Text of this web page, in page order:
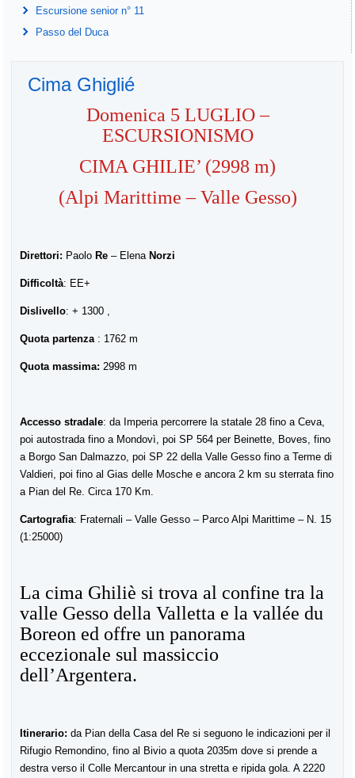
Escursione senior n° 11
Passo del Duca
Cima Ghiglié
Domenica 5 LUGLIO –
ESCURSIONISMO
CIMA GHILIE’ (2998 m)
(Alpi Marittime – Valle Gesso)
Direttori: Paolo Re– Elena Norzi
Difficoltà: EE+
Dislivello:+ 1300 ,
Quota partenza: 1762 m
Quota massima: 2998 m
Accesso stradale: da Imperia percorrere la statale 28 fino a Ceva,
poi autostrada fino a Mondovì, poi SP 564 per Beinette, Boves, fino
a Borgo San Dalmazzo, poi SP 22 della Valle Gesso fino a Terme di
Valdieri, poi fino al Gias delle Mosche e ancora 2 km su sterrata fino
a Pian del Re. Circa 170 Km.
Cartografia: Fraternali – Valle Gesso – Parco Alpi Marittime – N. 15
(1:25000)
La cima Ghiliè si trova al confine tra la
valle Gesso della Valletta e la vallée du
Boreon ed offre un panorama
eccezionale sul massiccio
dell’Argentera.
Itinerario: da Pian della Casa del Re si seguono le indicazioni per il
Rifugio Remondino, fino al Bivio a quota 2035m dove si prende a
destra verso il Colle Mercantour in una stretta e ripida gola. A 2220